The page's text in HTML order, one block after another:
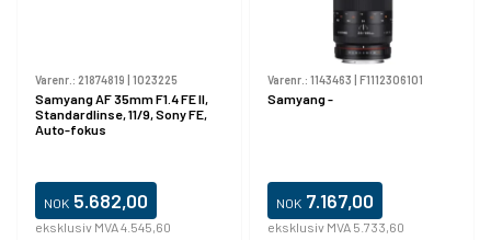
Varenr.: 21874819 1023225
Samyang AF 35mm F1.4 FE II,
Standardlinse, 11/9, Sony FE,
Auto-fokus
NOK 5.682,00
eksklusiv MVA 4.545,60
Varenr.: 1143463 F1112306101
Samyang -
NOK 7.167,00
eksklusiv MVA 5.733,60